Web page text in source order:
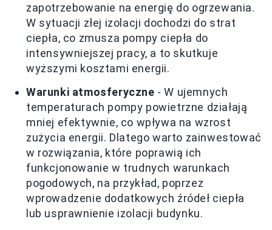
zapotrzebowanie na energię do ogrzewania.
W sytuacji złej izolacji dochodzi do strat
ciepła, co zmusza pompy ciepła do
intensywniejszej pracy, a to skutkuje
wyższymi kosztami energii.
Warunki atmosferyczne - W ujemnych
temperaturach pompy powietrzne działają
mniej efektywnie, co wpływa na wzrost
zużycia energii. Dlatego warto zainwestować
w rozwiązania, które poprawią ich
funkcjonowanie w trudnych warunkach
pogodowych, na przykład, poprzez
wprowadzenie dodatkowych źródeł ciepła
lub usprawnienie izolacji budynku.